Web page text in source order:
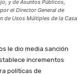
y de Asuntos Públicos,
el Director General de
de Usos Múltiples de la Casa
le dio media sanción
incrementos
políticas de